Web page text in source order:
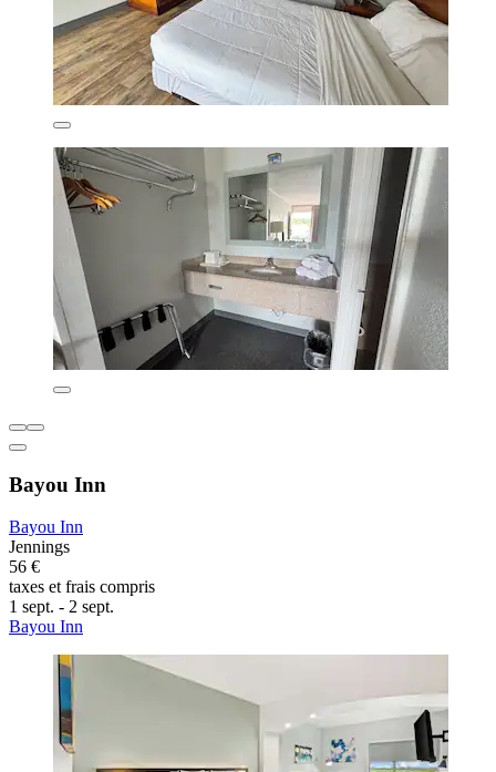
Bayou Inn
Bayou Inn
Jennings
56 €
taxes et frais compris
1 sept. - 2 sept.
Bayou Inn